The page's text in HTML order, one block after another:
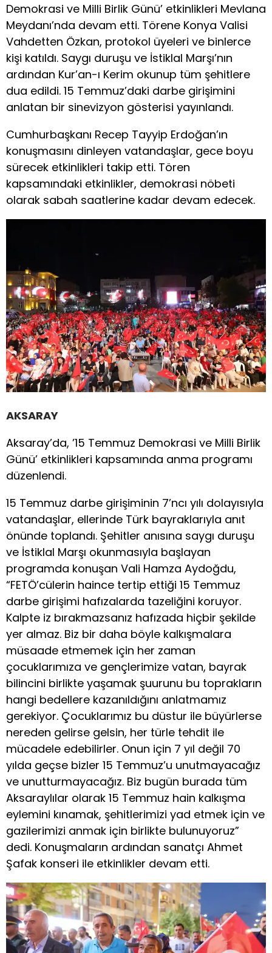
Demokrasi ve Milli Birlik Günü’ etkinlikleri Mevlana
Meydanı’nda devam etti. Törene Konya Valisi
Vahdetten Özkan, protokol üyeleri ve binlerce
kişi katıldı. Saygı duruşu ve İstiklal Marşı’nın
ardından Kur’an-ı Kerim okunup tüm şehitlere
dua edildi. 15 Temmuz’daki darbe girişimini
anlatan bir sinevizyon gösterisi yayınlandı.
Cumhurbaşkanı Recep Tayyip Erdoğan’ın
konuşmasını dinleyen vatandaşlar, gece boyu
sürecek etkinlikleri takip etti. Tören
kapsamındaki etkinlikler, demokrasi nöbeti
olarak sabah saatlerine kadar devam edecek.
AKSARAY
Aksaray’da, ’15 Temmuz Demokrasi ve Milli Birlik
Günü’ etkinlikleri kapsamında anma programı
düzenlendi.
15 Temmuz darbe girişiminin 7’ncı yılı dolayısıyla
vatandaşlar, ellerinde Türk bayraklarıyla anıt
önünde toplandı. Şehitler anısına saygı duruşu
ve İstiklal Marşı okunmasıyla başlayan
programda konuşan Vali Hamza Aydoğdu,
“FETÖ’cülerin haince tertip ettiği 15 Temmuz
darbe girişimi hafızalarda tazeliğini koruyor.
Kalpte iz bırakmazsanız hafızada hiçbir şekilde
yer almaz. Biz bir daha böyle kalkışmalara
müsaade etmemek için her zaman
çocuklarımıza ve gençlerimize vatan, bayrak
bilincini birlikte yaşamak şuurunu bu toprakların
hangi bedellere kazanıldığını anlatmamız
gerekiyor. Çocuklarımız bu düstur ile büyürlerse
nereden gelirse gelsin, her türle tehdit ile
mücadele edebilirler. Onun için 7 yıl değil 70
yılda geçse bizler 15 Temmuz’u unutmayacağız
ve unutturmayacağız. Biz bugün burada tüm
Aksaraylılar olarak 15 Temmuz hain kalkışma
eylemini kınamak, şehitlerimizi yad etmek için ve
gazilerimizi anmak için birlikte bulunuyoruz”
dedi. Konuşmaların ardından sanatçı Ahmet
Şafak konseri ile etkinlikler devam etti.